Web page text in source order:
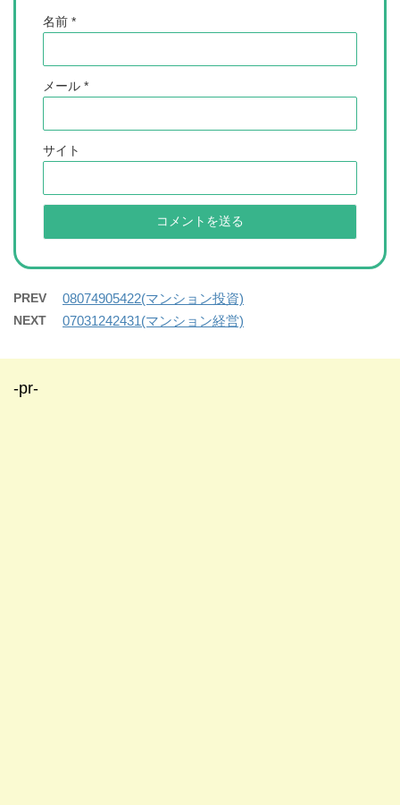
名前 *
メール *
サイト
PREV 08074905422(マンション投資)
NEXT 07031242431(マンション経営)
-pr-